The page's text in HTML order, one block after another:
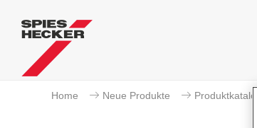
Home Neue Produkte Produktkatalog